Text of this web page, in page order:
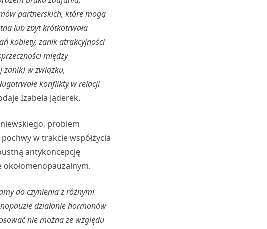
partnerskich, które mogą
lub zbyt krótkotrwała
kobiety, zanik atrakcyjności
między
zanik) w związku,
konflikty w relacji
Izabela Jąderek.
problem
w trakcie współżycia
antykoncepcję
do czynienia z różnymi
działanie hormonów
nie można ze względu